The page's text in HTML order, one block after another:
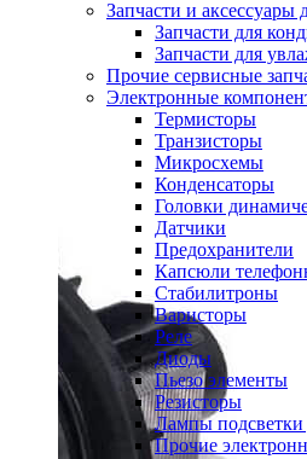
Запчасти и аксессуары
Запчасти для
Запчасти для
Прочие сервисные
Электронные
Термисторы
Транзисторы
Микросхемы
Конденсаторы
Головки
Датчики
Предохранители
Капсюли
Стабилитроны
Варисторы
Реле
Диоды
Пьезо элементы
Резисторы
Лампы
Прочие